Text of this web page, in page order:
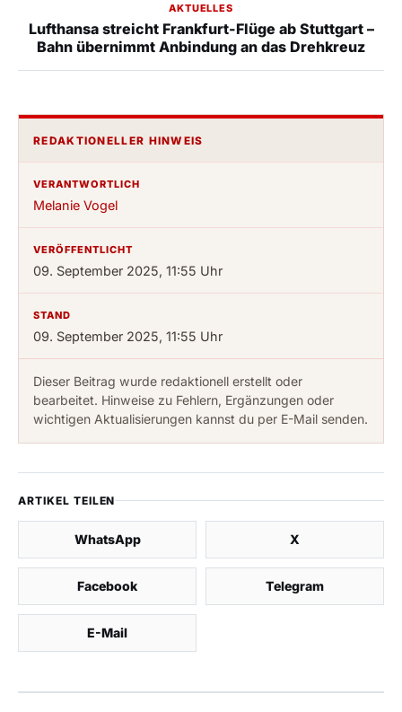
AKTUELLES
Lufthansa streicht Frankfurt-Flüge ab Stuttgart –
Bahn übernimmt Anbindung an das Drehkreuz
REDAKTIONELLER HINWEIS
VERANTWORTLICH
Melanie Vogel
VERÖFFENTLICHT
09. September 2025, 11:55 Uhr
STAND
09. September 2025, 11:55 Uhr
Dieser Beitrag wurde redaktionell erstellt oder
bearbeitet. Hinweise zu Fehlern, Ergänzungen oder
wichtigen Aktualisierungen kannst du per E-Mail senden.
ARTIKEL TEILEN
WhatsApp X
Facebook Telegram
E-Mail